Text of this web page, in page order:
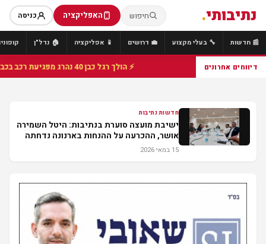
נתיבותי. חיפוש האפליקציה כניסה
📰 חדשות 🔧 בעלי מקצוע 💼 דרושים 📱 אפליקציה 🏠 נדל"ן
דיווחים אחרונים ⚡ הולך רגל כבן 40 נהרג מפגיעת רכב בכביש 25 סמוך לצומת הנשיא, מתנדבי זק"א פועלו בזירה
חדשות נתיבות
ישיבת מועצה סוערת בנתיבות: היטל השמירה
אושר, ההכרעה על ההנחות בארנונה נדחתה
15 במאי 2026